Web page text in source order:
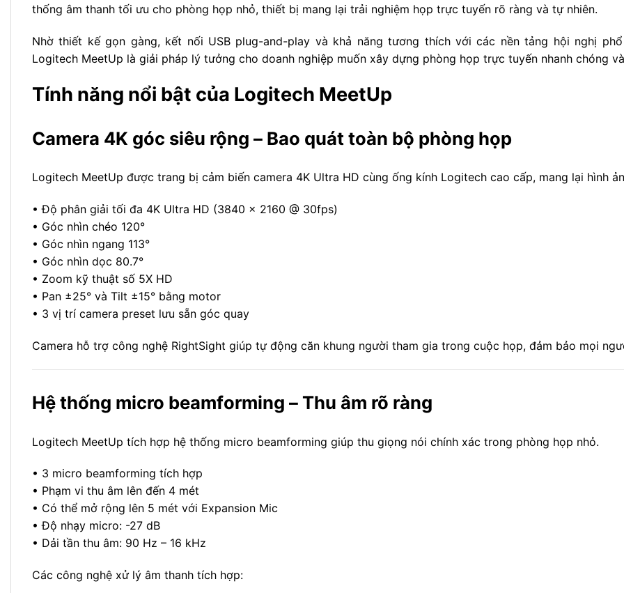
thống âm thanh tối ưu cho phòng họp nhỏ, thiết bị mang lại trải nghiệm họp trực tuyến rõ ràng và tự nhiên.
Nhờ thiết kế gọn gàng, kết nối USB plug-and-play và khả năng tương thích với các nền tảng hội nghị
Logitech MeetUp là giải pháp lý tưởng cho doanh nghiệp muốn xây dựng phòng họp trực tuyến nhanh chóng
Tính năng nổi bật của Logitech MeetUp
Camera 4K góc siêu rộng – Bao quát toàn bộ phòng họp
Logitech MeetUp được trang bị cảm biến camera 4K Ultra HD cùng ống kính Logitech cao cấp, mang lại hình
• Độ phân giải tối đa 4K Ultra HD (3840 × 2160 @ 30fps)
• Góc nhìn chéo 120°
• Góc nhìn ngang 113°
• Góc nhìn dọc 80.7°
• Zoom kỹ thuật số 5X HD
• Pan ±25° và Tilt ±15° bằng motor
• 3 vị trí camera preset lưu sẵn góc quay
Camera hỗ trợ công nghệ RightSight giúp tự động căn khung người tham gia trong cuộc họp, đảm bảo mọi
Hệ thống micro beamforming – Thu âm rõ ràng
Logitech MeetUp tích hợp hệ thống micro beamforming giúp thu giọng nói chính xác trong phòng họp nhỏ.
• 3 micro beamforming tích hợp
• Phạm vi thu âm lên đến 4 mét
• Có thể mở rộng lên 5 mét với Expansion Mic
• Độ nhạy micro: -27 dB
• Dải tần thu âm: 90 Hz – 16 kHz
Các công nghệ xử lý âm thanh tích hợp: